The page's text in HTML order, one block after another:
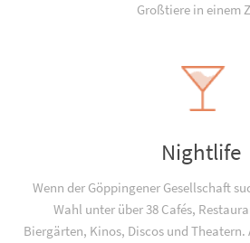
Großtiere in einem
Nightlife
Wenn der Göppingener Gesellschaft
Wahl unter über 38 Cafés,
Biergärten, Kinos, Discos und